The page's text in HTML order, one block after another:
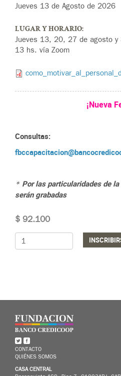
Jueves 13 de Agosto de 2026
LUGAR Y HORARIO:
Jueves 13, 20, 27 de agosto
13 hs. vía Zoom
¡Nueva
Consultas:
*​ Por las particularidades de
serán grabadas
$ 92.100
CONTACTO
QUIÉNES SOMOS
CASA CENTRAL